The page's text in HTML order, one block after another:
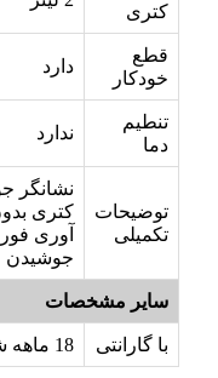
کتری
قطع
خودکار
دارد
تنطیم
دما
ندارد
توضیحات
تکمیلی
نشانگر
کتری بدون
آوری
جوشیدن
سایر مشخصات
با گارانتی